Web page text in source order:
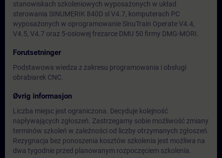
stanowiskach szkoleniowych wyposażonych w układ
sterowania SINUMERIK 840D sl V4.7, komputerach PC
wyposażonych w oprogramowanie SinuTrain Operate V4.4,
V4.5, V4.7 oraz 5-osiowej frezarce DMU 50 firmy DMG-MORI.
Forutsetninger
Podstawowa wiedza z zakresu programowania i obsługi
obrabiarek CNC.
Øvrig informasjon
Liczba miejsc jest ograniczona. Decyduje kolejność
napływających zgłoszeń. Zastrzegamy sobie możliwość zmiany
terminów szkoleń w zależności od liczby otrzymanych zgłoszeń.
Rezygnacja bez ponoszenia kosztów szkolenia jest możliwa na
dwa tygodnie przed planowanym rozpoczęciem szkolenia.